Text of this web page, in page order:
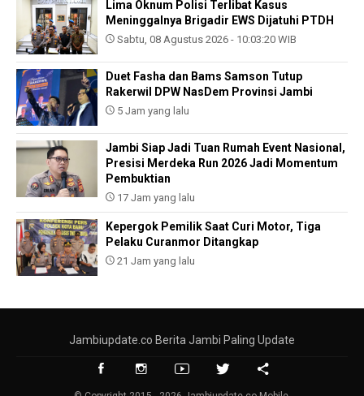
Lima Oknum Polisi Terlibat Kasus
Meninggalnya Brigadir EWS Dijatuhi PTDH
Sabtu, 08 Agustus 2026 - 10:03:20 WIB
Duet Fasha dan Bams Samson Tutup
Rakerwil DPW NasDem Provinsi Jambi
5 Jam yang lalu
Jambi Siap Jadi Tuan Rumah Event Nasional,
Presisi Merdeka Run 2026 Jadi Momentum
Pembuktian
17 Jam yang lalu
Kepergok Pemilik Saat Curi Motor, Tiga
Pelaku Curanmor Ditangkap
21 Jam yang lalu
Jambiupdate.co Berita Jambi Paling Update